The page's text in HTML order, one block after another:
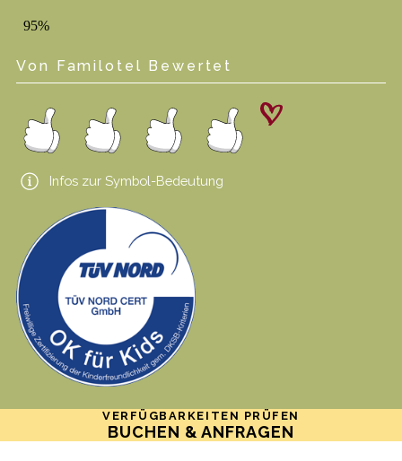
BUCHEN & ANFRAGEN
VERFÜGBARKEITEN PRÜFEN
Von Familotel Bewertet
Infos zur Symbol-Bedeutung